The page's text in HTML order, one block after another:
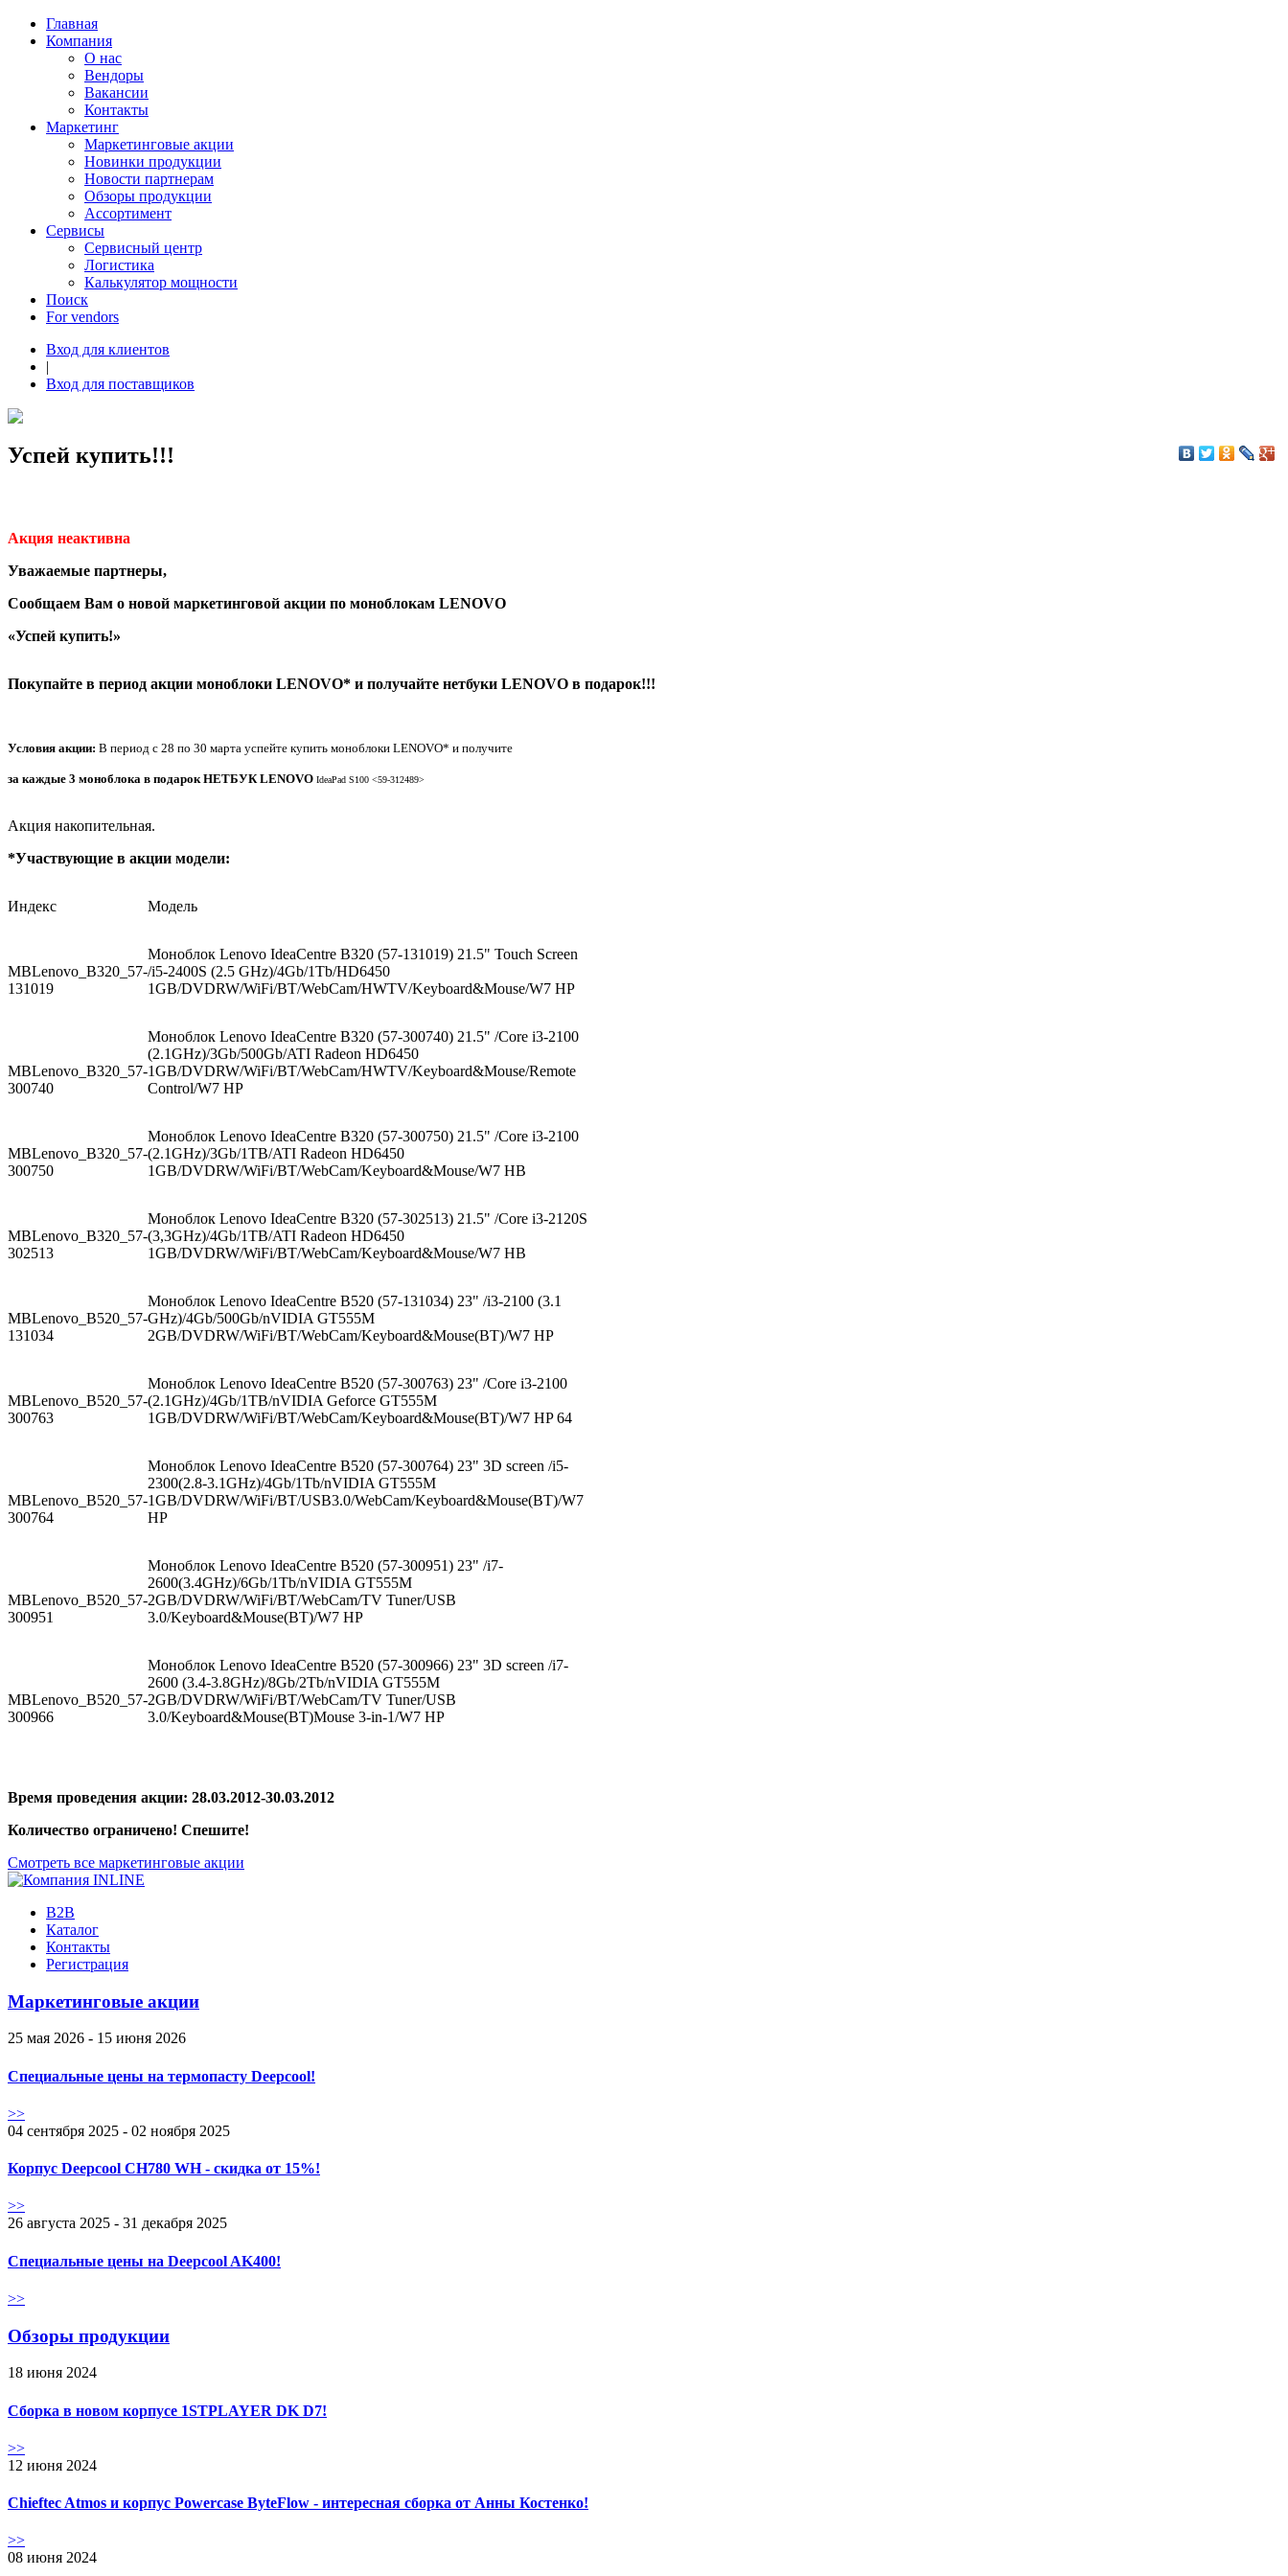
Главная
Компания
О нас
Вендоры
Вакансии
Контакты
Маркетинг
Маркетинговые акции
Новинки продукции
Новости партнерам
Обзоры продукции
Ассортимент
Сервисы
Сервисный центр
Логистика
Калькулятор мощности
Поиск
For vendors
Вход для клиентов
|
Вход для поставщиков
Успей купить!!!
Акция неактивна
Уважаемые партнеры,
Сообщаем Вам о новой маркетинговой акции по моноблокам LENOVO
«Успей купить!»
Покупайте в период акции моноблоки LENOVO* и получайте нетбуки LENOVO в подарок!!!
Условия акции: В период с 28 по 30 марта успейте купить моноблоки LENOVO* и получите
за каждые 3 моноблока в подарок НЕТБУК LENOVO IdeaPad S100 <59-312489>
Акция накопительная.
*Участвующие в акции модели:
Индекс Модель
MBLenovo_B320_57-
131019
Моноблок Lenovo IdeaCentre B320 (57-131019) 21.5" Touch Screen
/i5-2400S (2.5 GHz)/4Gb/1Tb/HD6450
1GB/DVDRW/WiFi/BT/WebCam/HWTV/Keyboard&Mouse/W7 HP
MBLenovo_B320_57-
300740
Моноблок Lenovo IdeaCentre B320 (57-300740) 21.5" /Core i3-2100
(2.1GHz)/3Gb/500Gb/ATI Radeon HD6450
1GB/DVDRW/WiFi/BT/WebCam/HWTV/Keyboard&Mouse/Remote
Control/W7 HP
MBLenovo_B320_57-
300750
Моноблок Lenovo IdeaCentre B320 (57-300750) 21.5" /Core i3-2100
(2.1GHz)/3Gb/1TB/ATI Radeon HD6450
1GB/DVDRW/WiFi/BT/WebCam/Keyboard&Mouse/W7 HB
MBLenovo_B320_57-
302513
Моноблок Lenovo IdeaCentre B320 (57-302513) 21.5" /Core i3-2120S
(3,3GHz)/4Gb/1TB/ATI Radeon HD6450
1GB/DVDRW/WiFi/BT/WebCam/Keyboard&Mouse/W7 HB
MBLenovo_B520_57-
131034
Моноблок Lenovo IdeaCentre B520 (57-131034) 23" /i3-2100 (3.1
GHz)/4Gb/500Gb/nVIDIA GT555M
2GB/DVDRW/WiFi/BT/WebCam/Keyboard&Mouse(BT)/W7 HP
MBLenovo_B520_57-
300763
Моноблок Lenovo IdeaCentre B520 (57-300763) 23" /Core i3-2100
(2.1GHz)/4Gb/1TB/nVIDIA Geforce GT555M
1GB/DVDRW/WiFi/BT/WebCam/Keyboard&Mouse(BT)/W7 HP 64
MBLenovo_B520_57-
300764
Моноблок Lenovo IdeaCentre B520 (57-300764) 23" 3D screen /i5-
2300(2.8-3.1GHz)/4Gb/1Tb/nVIDIA GT555M
1GB/DVDRW/WiFi/BT/USB3.0/WebCam/Keyboard&Mouse(BT)/W7
HP
MBLenovo_B520_57-
300951
Моноблок Lenovo IdeaCentre B520 (57-300951) 23" /i7-
2600(3.4GHz)/6Gb/1Tb/nVIDIA GT555M
2GB/DVDRW/WiFi/BT/WebCam/TV Tuner/USB
3.0/Keyboard&Mouse(BT)/W7 HP
MBLenovo_B520_57-
300966
Моноблок Lenovo IdeaCentre B520 (57-300966) 23" 3D screen /i7-
2600 (3.4-3.8GHz)/8Gb/2Tb/nVIDIA GT555M
2GB/DVDRW/WiFi/BT/WebCam/TV Tuner/USB
3.0/Keyboard&Mouse(BT)Mouse 3-in-1/W7 HP
Время проведения акции: 28.03.2012-30.03.2012
Количество ограничено! Спешите!
Смотреть все маркетинговые акции
B2B
Каталог
Контакты
Регистрация
Маркетинговые акции
25 мая 2026 - 15 июня 2026
Специальные цены на термопасту Deepcool!
>>
04 сентября 2025 - 02 ноября 2025
Корпус Deepcool CH780 WH - скидка от 15%!
>>
26 августа 2025 - 31 декабря 2025
Специальные цены на Deepcool AK400!
>>
Обзоры продукции
18 июня 2024
Сборка в новом корпусе 1STPLAYER DK D7!
>>
12 июня 2024
Chieftec Atmos и корпус Powercase ByteFlow - интересная сборка от Анны Костенко!
>>
08 июня 2024